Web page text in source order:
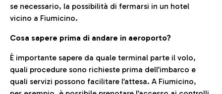
se necessario, la possibilità di fermarsi in un hotel
vicino a Fiumicino.
Cosa sapere prima di andare in aeroporto?
È importante sapere da quale terminal parte il volo,
quali procedure sono richieste prima dell’imbarco e
quali servizi possono facilitare l’attesa. A Fiumicino,